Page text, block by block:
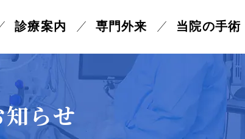
診療案内 専門外来 当院の手術
ICL手術
眼瞼内反症・眼瞼下垂症手術
知らせ